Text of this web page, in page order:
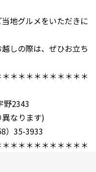
地グルメをいただきに
しの際は、ぜひお立ち
＊＊＊＊＊＊＊＊＊＊
野2343
異なります)
）35-3933
＊＊＊＊＊＊＊＊＊＊